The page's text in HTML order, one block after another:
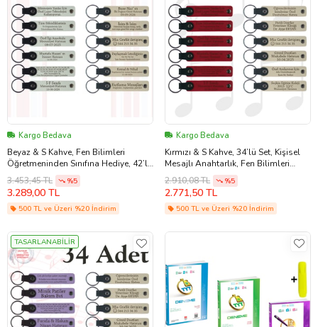
Kargo Bedava
Beyaz & S Kahve, Fen Bilimleri
Öğretmeninden Sınıfına Hediye, 42’li
Set, Kişisel Hatıra Anahtarlık
3.453,45 TL %5
3.289,00 TL
500 TL ve Üzeri %20 İndirim
Kargo Bedava
Kırmızı & S Kahve, 34’lü Set, Kişisel
Mesajlı Anahtarlık, Fen Bilimleri
Öğretmeninden Karne Hediyesi
2.910,08 TL %5
2.771,50 TL
500 TL ve Üzeri %20 İndirim
TASARLANABİLİR